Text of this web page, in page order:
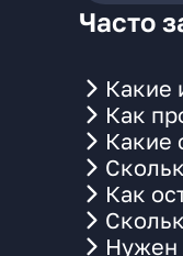
Часто
Какие
Как
Какие
Как
Нужен